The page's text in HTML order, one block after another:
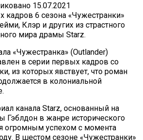
15.07.2021
кадров 6 сезона «Чужестранки»
Клэр и других из страстного
мира драмы Starz.
«Чужестранка» (Outlander)
в серии первых кадров со
из которых явствует, что роман
в колониальной
канала Starz, основанный на
Гэблдон в жанре исторического
огромным успехом с момента
В шестом сезоне «Чужестранки»